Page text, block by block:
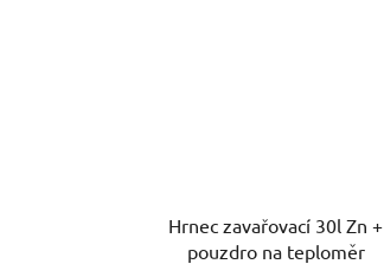
Hrnec zavařovací 30l Zn +
pouzdro na teploměr